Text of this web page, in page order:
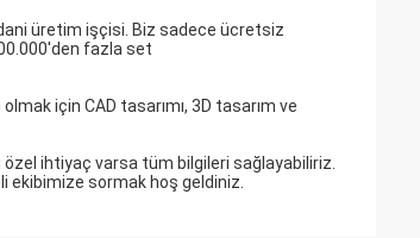
üretim işçisi. Biz sadece ücretsiz
fazla set
için CAD tasarımı, 3D tasarım ve
ihtiyaç varsa tüm bilgileri sağlayabiliriz.
ekibimize sormak hoş geldiniz.